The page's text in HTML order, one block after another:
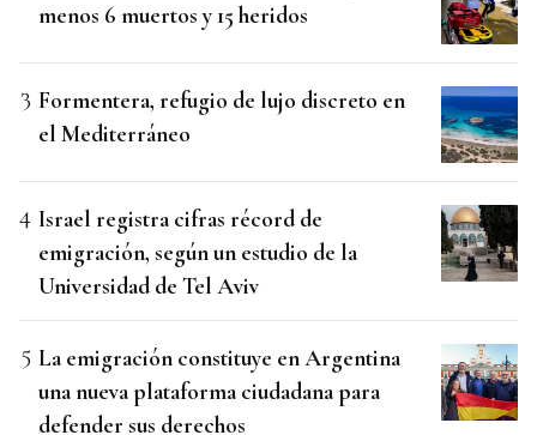
menos 6 muertos y 15 heridos
Formentera, refugio de lujo discreto en
el Mediterráneo
Israel registra cifras récord de
emigración, según un estudio de la
Universidad de Tel Aviv
La emigración constituye en Argentina
una nueva plataforma ciudadana para
defender sus derechos